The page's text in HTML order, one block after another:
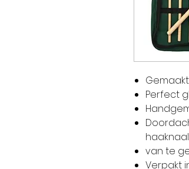
Perfect
van te
Verpakt